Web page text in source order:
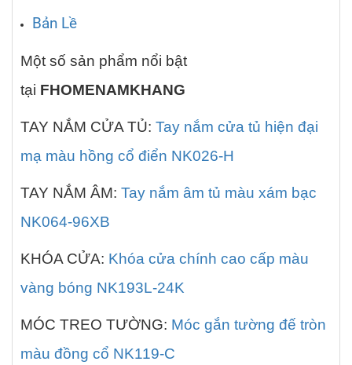
Bản Lề
Một số sản phẩm nổi bật
tại FHOMENAMKHANG
TAY NẮM CỬA TỦ: Tay nắm cửa tủ hiện đại
mạ màu hồng cổ điển NK026-H
TAY NẮM ÂM: Tay nắm âm tủ màu xám bạc
NK064-96XB
KHÓA CỬA: Khóa cửa chính cao cấp màu
vàng bóng NK193L-24K
MÓC TREO TƯỜNG: Móc gắn tường đế tròn
màu đồng cổ NK119-C